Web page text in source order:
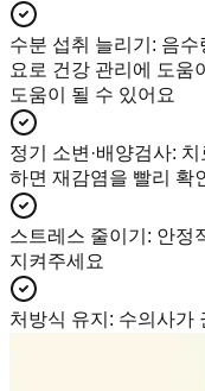
수분 섭취 늘리기 : 음수
요로 건강 관리에 도움
도움이 될 수 있어요
정기 소변·배양검사: 치
하면 재감염을 빨리 확
스트레스 줄이기 : 안정
지켜주세요
처방식 유지 : 수의사가